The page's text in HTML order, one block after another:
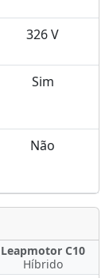
326 V
Sim
Não
Leapmotor C10
Híbrido